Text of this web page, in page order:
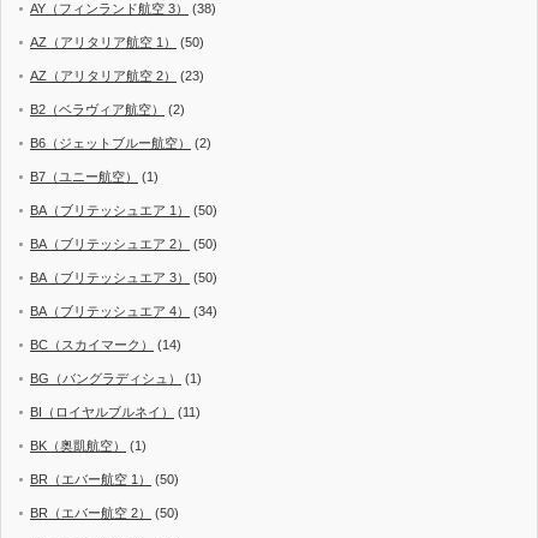
AY（フィンランド航空 3） (38)
AZ（アリタリア航空 1） (50)
AZ（アリタリア航空 2） (23)
B2（ベラヴィア航空） (2)
B6（ジェットブルー航空） (2)
B7（ユニー航空） (1)
BA（ブリテッシュエア 1） (50)
BA（ブリテッシュエア 2） (50)
BA（ブリテッシュエア 3） (50)
BA（ブリテッシュエア 4） (34)
BC（スカイマーク） (14)
BG（バングラディシュ） (1)
BI（ロイヤルブルネイ） (11)
BK（奥凱航空） (1)
BR（エバー航空 1） (50)
BR（エバー航空 2） (50)